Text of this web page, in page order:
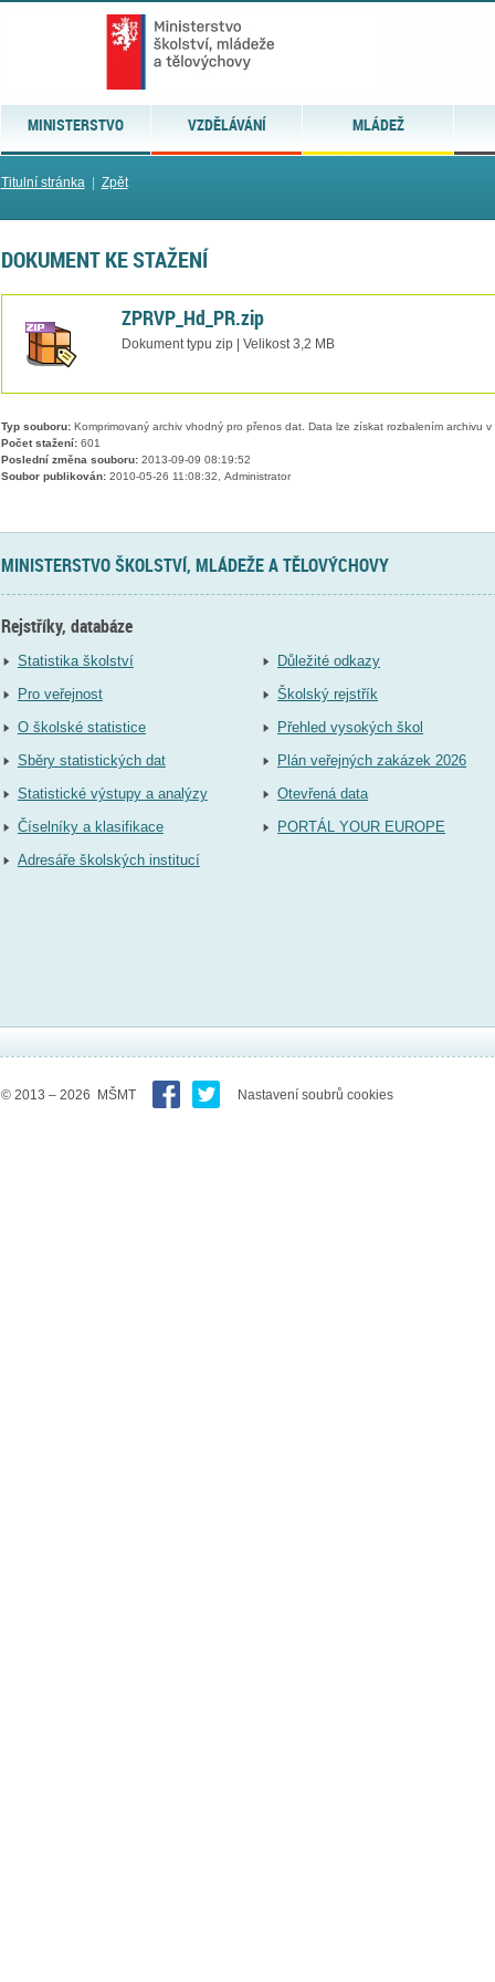
MINISTERSTVO VZDĚLÁVÁNÍ MLÁDEŽ
Titulní stránka| Zpět
DOKUMENT KE STAŽENÍ
ZPRVP_Hd_PR.zip
Dokument typu zip | Velikost 3,2 MB
Typ souboru:Komprimovaný archiv vhodný pro přenos dat. Data lze získat rozbalením archivu
Počet stažení:601
Poslední změna souboru:2013-09-09 08:19:52
Soubor publikován:2010-05-26 11:08:32, Administrator
MINISTERSTVO ŠKOLSTVÍ, MLÁDEŽE A TĚLOVÝCHOVY
Rejstříky, databáze
Statistika školství
Pro veřejnost
O školské statistice
Sběry statistických dat
Statistické výstupy a analýzy
Číselníky a klasifikace
Adresáře školských institucí
Důležité odkazy
Školský rejstřík
Přehled vysokých škol
Plán veřejných zakázek 2026
Otevřená data
PORTÁL YOUR EUROPE
© 2013 – 2026 MŠMT Nastavení soubrů cookies